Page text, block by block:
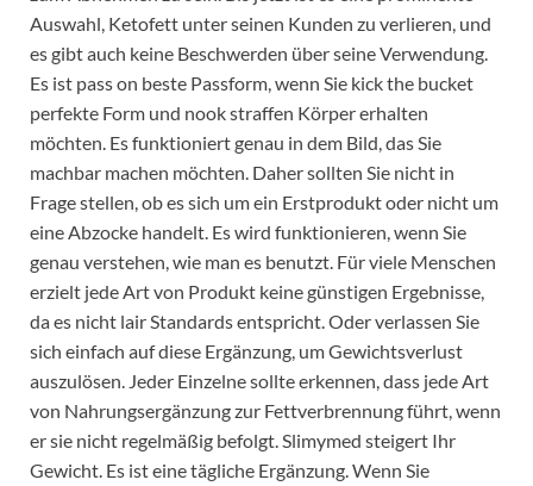
Auswahl, Ketofett unter seinen Kunden zu verlieren, und
es gibt auch keine Beschwerden über seine Verwendung.
Es ist pass on beste Passform, wenn Sie kick the bucket
perfekte Form und nook straffen Körper erhalten
möchten. Es funktioniert genau in dem Bild, das Sie
machbar machen möchten. Daher sollten Sie nicht in
Frage stellen, ob es sich um ein Erstprodukt oder nicht um
eine Abzocke handelt. Es wird funktionieren, wenn Sie
genau verstehen, wie man es benutzt. Für viele Menschen
erzielt jede Art von Produkt keine günstigen Ergebnisse,
da es nicht lair Standards entspricht. Oder verlassen Sie
sich einfach auf diese Ergänzung, um Gewichtsverlust
auszulösen. Jeder Einzelne sollte erkennen, dass jede Art
von Nahrungsergänzung zur Fettverbrennung führt, wenn
er sie nicht regelmäßig befolgt. Slimymed steigert Ihr
Gewicht. Es ist eine tägliche Ergänzung. Wenn Sie